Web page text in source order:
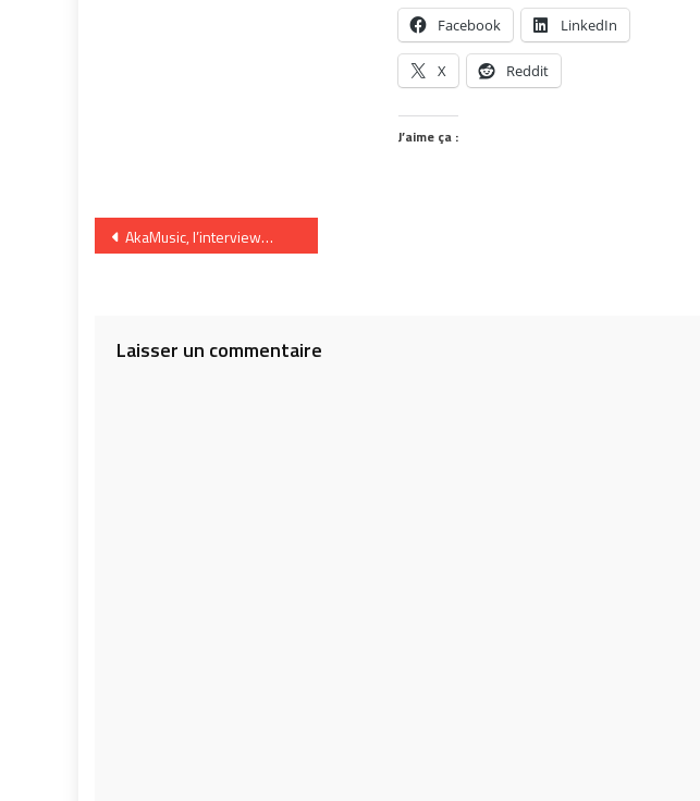
Facebook LinkedIn
X Reddit
J’aime ça :
Navigation
AkaMusic, l’interview…
Laisser un commentaire